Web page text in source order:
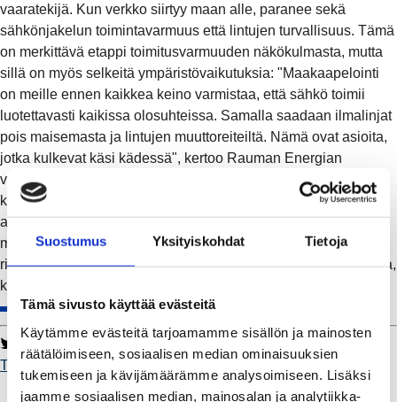
Suostumus Yksityiskohdat Tietoja
Tämä sivusto käyttää evästeitä
Käytämme evästeitä tarjoamamme sisällön ja mainosten
räätälöimiseen, sosiaalisen median ominaisuuksien
tukemiseen ja kävijämäärämme analysoimiseen. Lisäksi
jaamme sosiaalisen median, mainosalan ja analytiikka-
vaaratekijä. Kun verkko siirtyy maan alle, paranee sekä
sähkönjakelun toimintavarmuus että lintujen turvallisuus. Tämä
on merkittävä etappi toimitusvarmuuden näkökulmasta, mutta
sillä on myös selkeitä ympäristövaikutuksia: "Maakaapelointi
on meille ennen kaikkea keino varmistaa, että sähkö toimii
luotettavasti kaikissa olosuhteissa. Samalla saadaan ilmalinjat
pois maisemasta ja lintujen muuttoreiteiltä. Nämä ovat asioita,
jotka kulkevat käsi kädessä", kertoo Rauman Energian
verkkojohtaja Marko Silokoski. Saaristossa ja yksittäisissä
kohteissa ilmalinjoja on osittain edelleen käytössä. Näillä
alueilla keskitytään pienentämään törmäysriskejä, mm.
miettimällä, miten linjat sijoitetaan, miten tunnistetaan oikeat
riskipaikat ja milloin on tarpeen käyttää fyysisiä lintuvaroituksia,
kuten lätkiä tai lintupalloja.
Twitter LinkedIn
Toimii
Kaukolämpö